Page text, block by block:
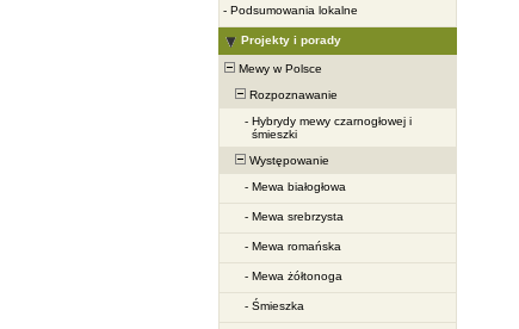
- Podsumowania lokalne
Projekty i porady
Mewy w Polsce
Rozpoznawanie
- Hybrydy mewy czarnogłowej i
śmieszki
Występowanie
- Mewa białogłowa
- Mewa srebrzysta
- Mewa romańska
- Mewa żółtonoga
- Śmieszka